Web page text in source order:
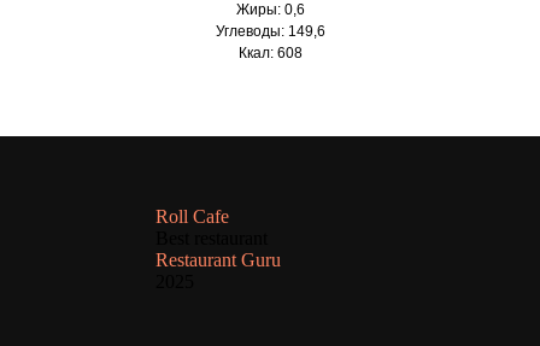
Жиры: 0,6
Углеводы: 149,6
Ккал: 608
Roll Cafe
Restaurant Guru